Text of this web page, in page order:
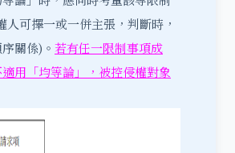
人可擇一或一併主張，判斷時，
關係)。 若有任一限制事項成
用「均等論」，被控侵權對象